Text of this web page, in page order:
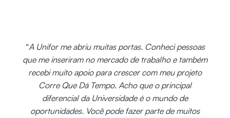
“A Unifor me abriu muitas portas. Conheci pessoas
que me inseriram no mercado de trabalho e também
recebi muito apoio para crescer com meu projeto
Corre Que Dá Tempo. Acho que o principal
diferencial da Universidade é o mundo de
oportunidades. Você pode fazer parte de muitos